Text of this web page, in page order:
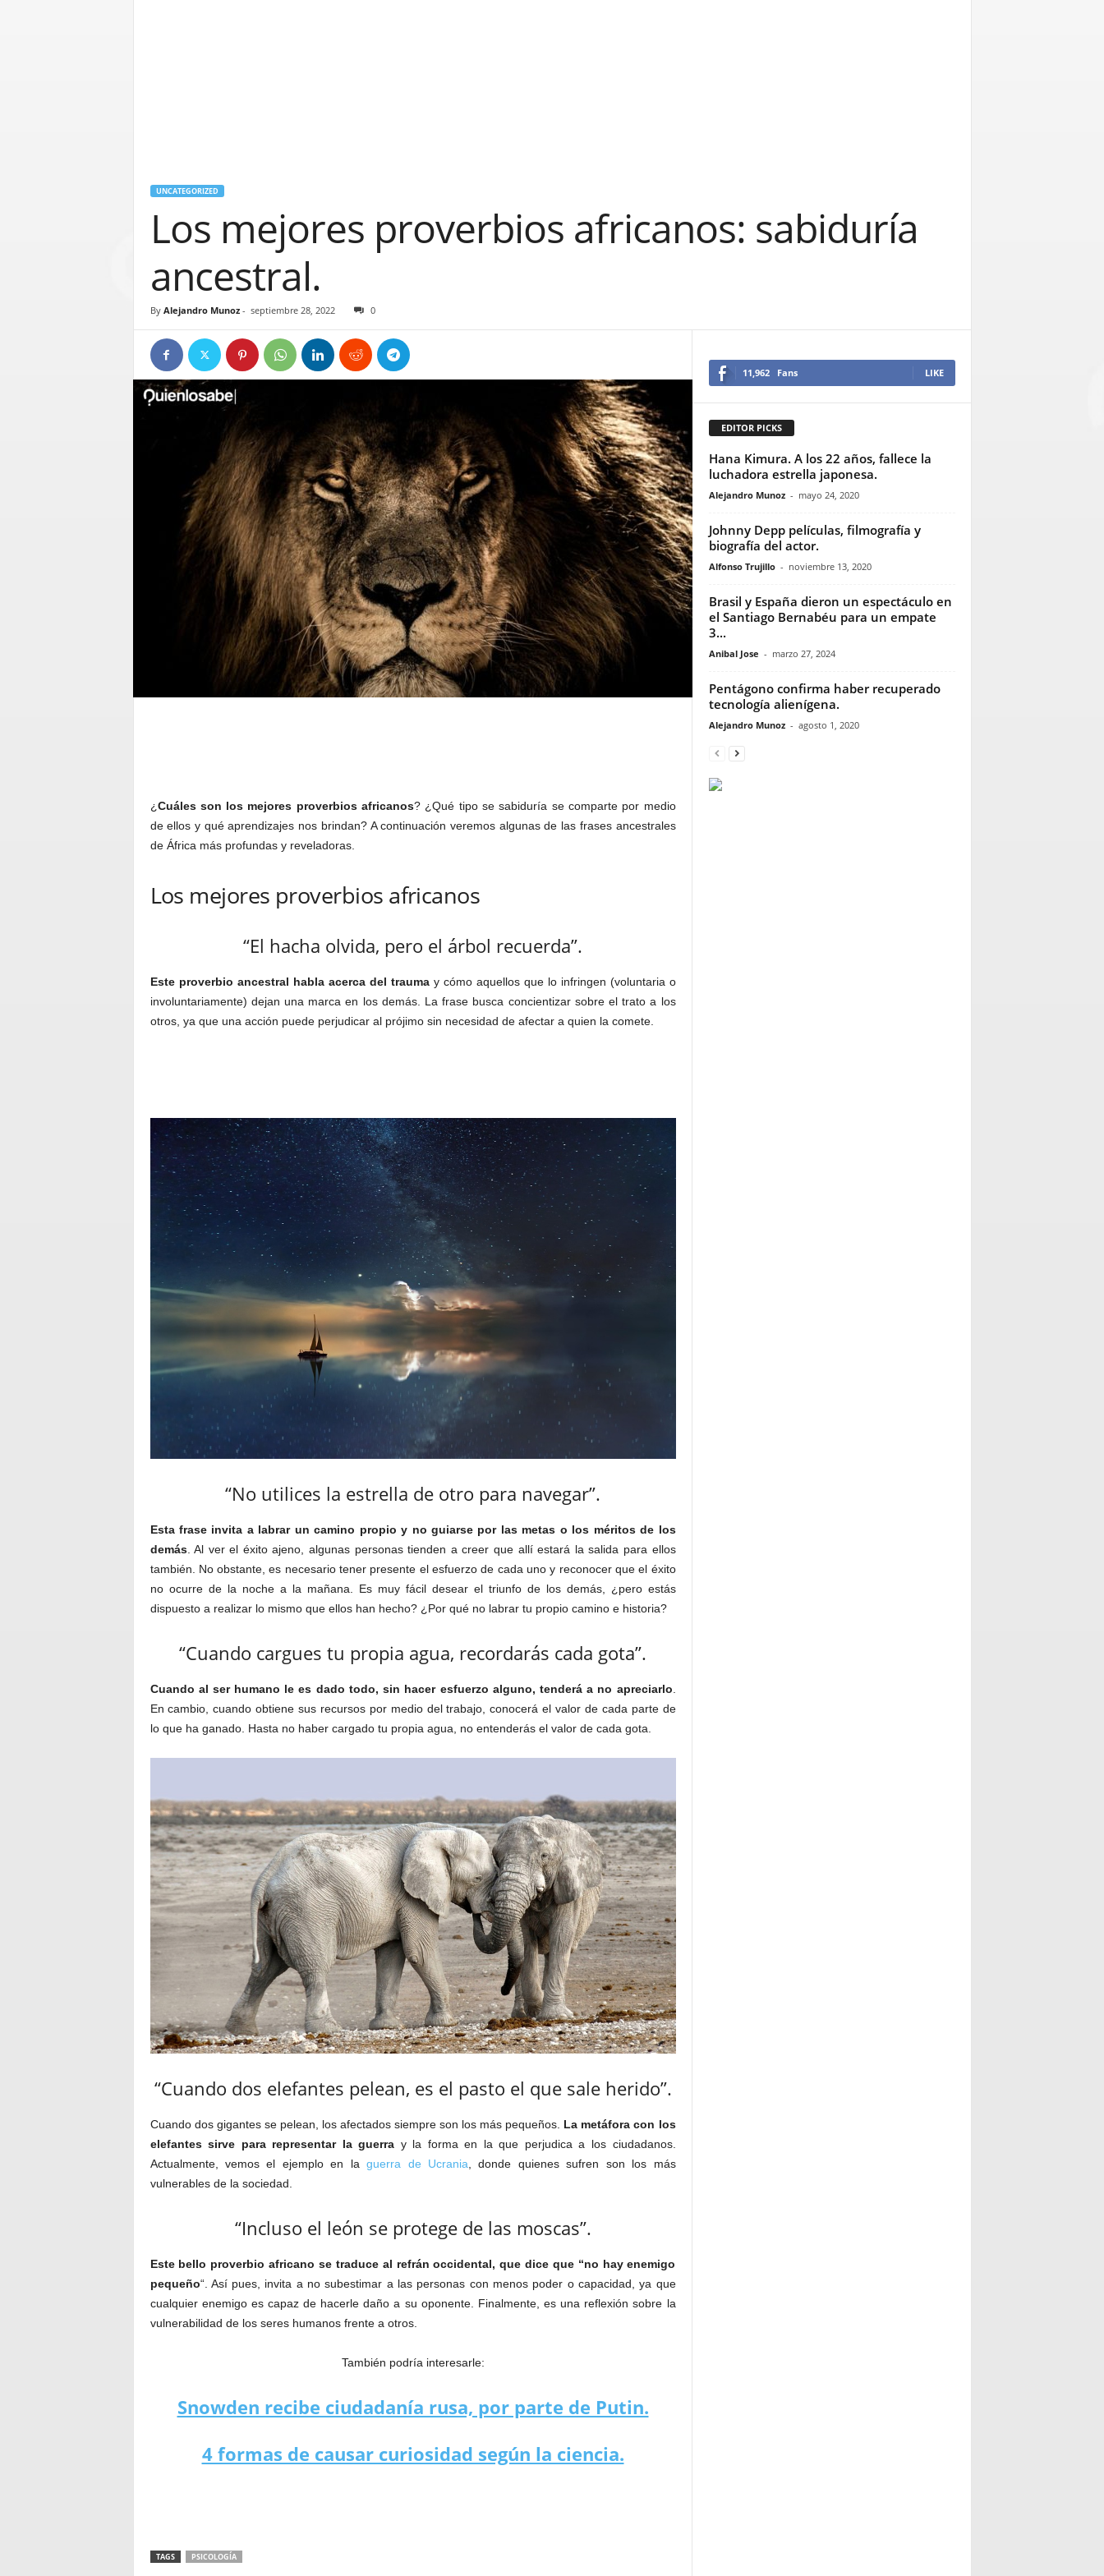
UNCATEGORIZED
Los mejores proverbios africanos: sabiduría
ancestral.
By Alejandro Munoz- septiembre 28, 2022 0
¿Cuáles son los mejores proverbios africanos? ¿Qué tipo se sabiduría se comparte por medio
de ellos y qué aprendizajes nos brindan? A continuación veremos algunas de las frases ancestrales
de África más profundas y reveladoras.
Los mejores proverbios africanos
“El hacha olvida, pero el árbol recuerda”.
Este proverbio ancestral habla acerca del traumay cómo aquellos que lo infringen (voluntaria o
involuntariamente) dejan una marca en los demás. La frase busca concientizar sobre el trato a los
otros, ya que una acción puede perjudicar al prójimo sin necesidad de afectar a quien la comete.
“No utilices la estrella de otro para navegar”.
Esta frase invita a labrar un camino propio y no guiarse por las metas o los méritos de los
demás. Al ver el éxito ajeno, algunas personas tienden a creer que allí estará la salida para ellos
también. No obstante, es necesario tener presente el esfuerzo de cada uno y reconocer que el éxito
no ocurre de la noche a la mañana. Es muy fácil desear el triunfo de los demás, ¿pero estás
dispuesto a realizar lo mismo que ellos han hecho? ¿Por qué no labrar tu propio camino e historia?
“Cuando cargues tu propia agua, recordarás cada gota”.
Cuando al ser humano le es dado todo, sin hacer esfuerzo alguno, tenderá a no apreciarlo.
En cambio, cuando obtiene sus recursos por medio del trabajo, conocerá el valor de cada parte de
lo que ha ganado. Hasta no haber cargado tu propia agua, no entenderás el valor de cada gota.
“Cuando dos elefantes pelean, es el pasto el que sale herido”.
Cuando dos gigantes se pelean, los afectados siempre son los más pequeños. La metáfora con los
elefantes sirve para representar la guerra y la forma en la que perjudica a los ciudadanos.
Actualmente, vemos el ejemplo en laguerra de Ucrania, donde quienes sufren son los más
vulnerables de la sociedad.
“Incluso el león se protege de las moscas”.
Este bello proverbio africano se traduce al refrán occidental, que dice que “no hay enemigo
pequeño“. Así pues, invita a no subestimar a las personas con menos poder o capacidad, ya que
cualquier enemigo es capaz de hacerle daño a su oponente. Finalmente, es una reflexión sobre la
vulnerabilidad de los seres humanos frente a otros.
También podría interesarle:
Snowden recibe ciudadanía rusa, por parte de Putin.
4 formas de causar curiosidad según la ciencia.
TAGS PSICOLOGÍA
11,962 Fans LIKE
EDITOR PICKS
Hana Kimura. A los 22 años, fallece la
luchadora estrella japonesa.
Alejandro Munoz - mayo 24, 2020
Johnny Depp películas, filmografía y
biografía del actor.
Alfonso Trujillo - noviembre 13, 2020
Brasil y España dieron un espectáculo en
el Santiago Bernabéu para un empate
3...
Anibal Jose - marzo 27, 2024
Pentágono confirma haber recuperado
tecnología alienígena.
Alejandro Munoz - agosto 1, 2020